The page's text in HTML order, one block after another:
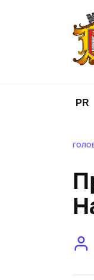
PR